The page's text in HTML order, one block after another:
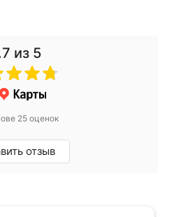
из 5
25 оценок
отзыв